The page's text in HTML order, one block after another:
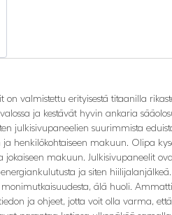
valmistettu erityisestä titaanilla
ja kestävät hyvin ankaria
julkisivupaneelien suurimmista
makuun. Olipa
makuun. Julkisivupaneelit
ja siten
monimutkaisuudesta, älä huoli.
ja ohjeet, jotta voit olla varma,